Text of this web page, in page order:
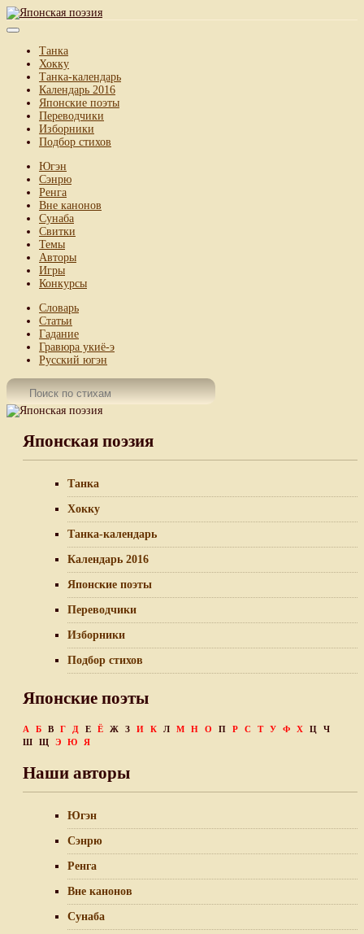
Танка
Хокку
Танка-календарь
Календарь 2016
Японские поэты
Переводчики
Изборники
Подбор стихов
Югэн
Сэнрю
Ренга
Вне канонов
Сунаба
Свитки
Темы
Авторы
Игры
Конкурсы
Словарь
Статьи
Гадание
Гравюра укиё-э
Русский югэн
Японская поэзия
Танка
Хокку
Танка-календарь
Календарь 2016
Японские поэты
Переводчики
Изборники
Подбор стихов
Японские поэты
А Б В Г Д Е Ё Ж З И К Л М Н О П Р С Т У Ф Х Ц
Ч
Ш
Щ Э Ю Я
Наши авторы
Югэн
Сэнрю
Ренга
Вне канонов
Сунаба